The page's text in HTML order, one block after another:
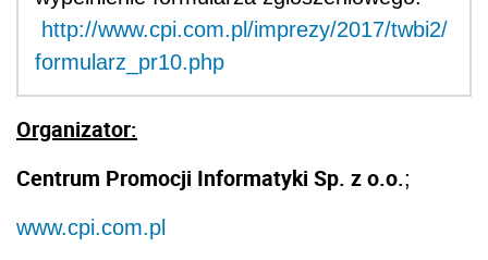
http://www.cpi.com.pl/imprezy/2017/twbi2/
formularz_pr10.php
Organizator:
Centrum Promocji Informatyki Sp. z o.o.;
www.cpi.com.pl